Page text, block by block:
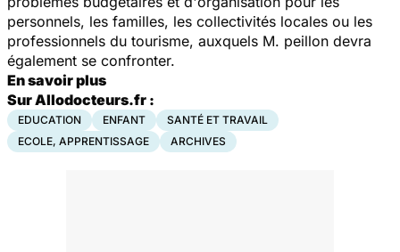
personnels, les familles, les collectivités locales ou les
professionnels du tourisme, auxquels M. peillon devra
également se confronter.
En savoir plus
Sur Allodocteurs.fr :
EDUCATION ENFANT
SANTÉ ET TRAVAIL
ECOLE, APPRENTISSAGE
ARCHIVES